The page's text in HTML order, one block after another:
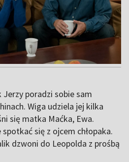
poradzi sobie sam
Wiga udziela jej kilka
się matka Maćka, Ewa.
się z ojcem chłopaka.
dzwoni do Leopolda z prośbą